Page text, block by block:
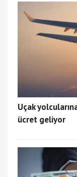
Uçak
ücret geliyor